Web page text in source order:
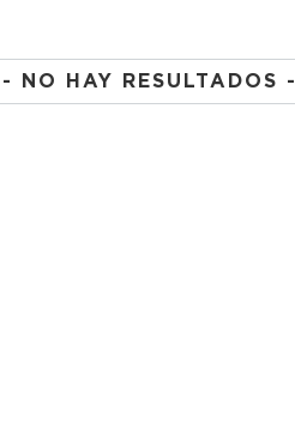
- NO HAY RESULTADOS